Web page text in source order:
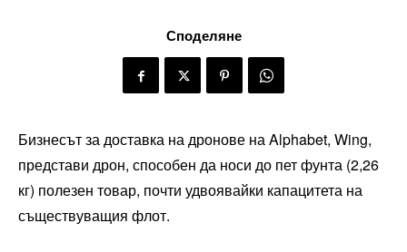
Споделяне
Бизнесът за доставка на дронове на Alphabet, Wing,
представи дрон, способен да носи до пет фунта (2,26
кг) полезен товар, почти удвоявайки капацитета на
съществуващия флот.